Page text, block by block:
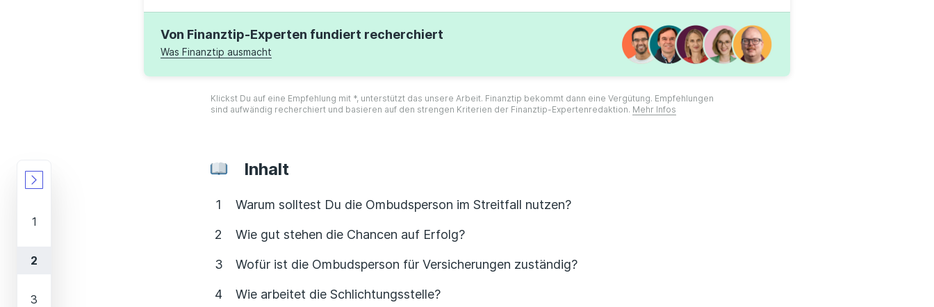
Von Finanztip-Experten fundiert recherchiert
Was Finanztip ausmacht
Klickst Du auf eine Empfehlung mit *, unterstützt das unsere Arbeit. Finanztip bekommt dann eine Vergütung. Empfehlungen
sind aufwändig recherchiert und basieren auf den strengen Kriterien der Finanztip-Expertenredaktion. Mehr Infos
Inhalt
Warum solltest Du die Ombudsperson im Streitfall nutzen?
Wie gut stehen die Chancen auf Erfolg?
Wofür ist die Ombudsperson für Versicherungen zuständig?
Wie arbeitet die Schlichtungsstelle?